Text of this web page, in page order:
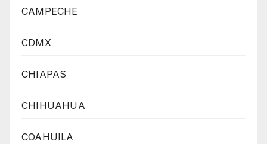
CAMPECHE
CDMX
CHIAPAS
CHIHUAHUA
COAHUILA